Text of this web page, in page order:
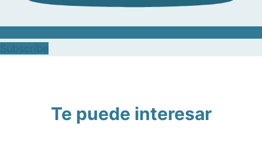
Te puede interesar